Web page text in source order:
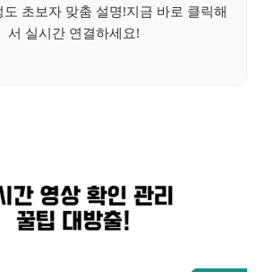
초보자 맞춤 설명!지금 바로 클릭해
서 실시간 연결하세요!